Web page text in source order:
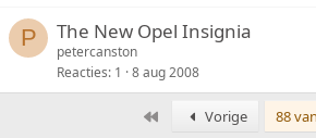
P The New Opel Insignia
petercanston
Reacties 1 8 aug 2008
Eerste Vorige
88